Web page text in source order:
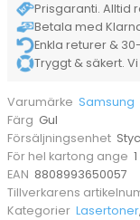
Prisgaranti. Alltid
Betala med
Enkla returer &
Tryggt & säkert.
Varumärke Samsung
Färg Gul
Försäljningsenhet
För hel kartong ange 1
EAN 8808993650057
Tillverkarens
Kategorier Lasertoner